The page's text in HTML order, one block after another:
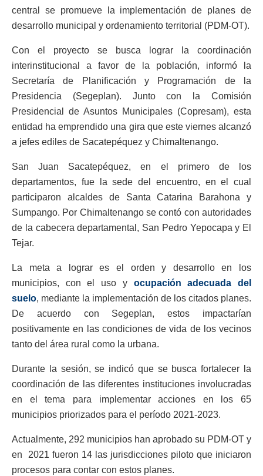
central se promueve la implementación de planes de
desarrollo municipal y ordenamiento territorial (PDM-OT).
Con el proyecto se busca lograr la coordinación
interinstitucional a favor de la población, informó la
Secretaría de Planificación y Programación de la
Presidencia (Segeplan). Junto con la Comisión
Presidencial de Asuntos Municipales (Copresam), esta
entidad ha emprendido una gira que este viernes alcanzó
a jefes ediles de Sacatepéquez y Chimaltenango.
San Juan Sacatepéquez, en el primero de los
departamentos, fue la sede del encuentro, en el cual
participaron alcaldes de Santa Catarina Barahona y
Sumpango. Por Chimaltenango se contó con autoridades
de la cabecera departamental, San Pedro Yepocapa y El
Tejar.
La meta a lograr es el orden y desarrollo en los
municipios, con el uso y ocupación adecuada del
suelo, mediante la implementación de los citados planes.
De acuerdo con Segeplan, estos impactarían
positivamente en las condiciones de vida de los vecinos
tanto del área rural como la urbana.
Durante la sesión, se indicó que se busca fortalecer la
coordinación de las diferentes instituciones involucradas
en el tema para implementar acciones en los 65
municipios priorizados para el período 2021-2023.
Actualmente, 292 municipios han aprobado su PDM-OT y
en 2021 fueron 14 las jurisdicciones piloto que iniciaron
procesos para contar con estos planes.